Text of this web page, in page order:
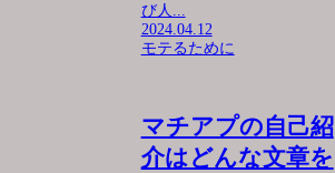
び人...
2024.04.12
モテるために
マチアプの自己紹
介はどんな文章を